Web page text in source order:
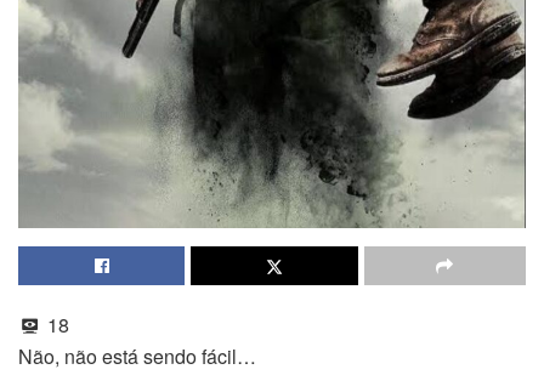
18
Não, não está sendo fácil…